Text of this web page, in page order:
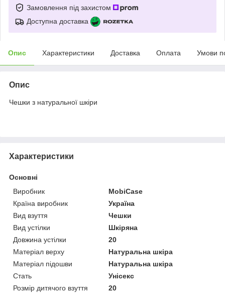
Замовлення під захистом
Доступна доставка
Опис Характеристики Доставка Оплата Умови
Опис
Чешки з натуральної шкіри
Характеристики
Основні
Виробник
MobiCase
Країна виробник
Україна
Вид взуття
Чешки
Вид устілки
Шкіряна
Довжина устілки
20
Матеріал верху
Натуральна шкіра
Матеріал підошви
Натуральна шкіра
Стать
Унісекс
Розмір дитячого взуття
20